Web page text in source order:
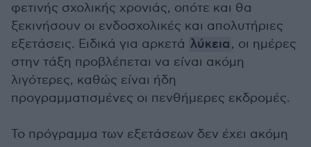
φετινής σχολικής χρονιάς, οπότε και θα
ξεκινήσουν οι ενδοσχολικές και απολυτήριες
εξετάσεις. Ειδικά για αρκετά λύκεια, οι ημέρες
στην τάξη προβλέπεται να είναι ακόμη
λιγότερες, καθώς είναι ήδη
προγραμματισμένες οι πενθήμερες εκδρομές.
Το πρόγραμμα των εξετάσεων δεν έχει ακόμη